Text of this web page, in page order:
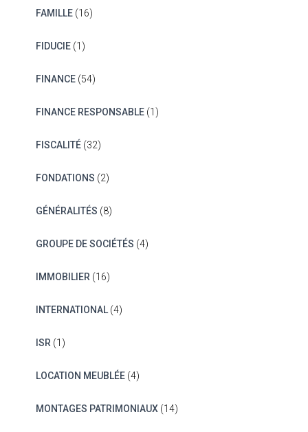
FAMILLE(16)
FIDUCIE(1)
FINANCE(54)
FINANCE RESPONSABLE(1)
FISCALITÉ(32)
FONDATIONS (2)
GÉNÉRALITÉS (8)
GROUPE DE SOCIÉTÉS (4)
IMMOBILIER (16)
INTERNATIONAL(4)
ISR (1)
LOCATION MEUBLÉE(4)
MONTAGES PATRIMONIAUX(14)